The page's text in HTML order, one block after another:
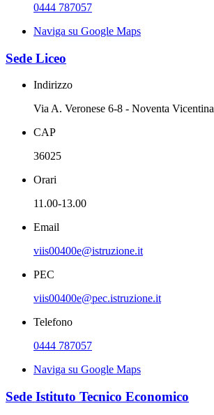
0444 787057
Naviga su Google Maps
Sede Liceo
Indirizzo
Via A. Veronese 6-8 - Noventa Vicentina
CAP
36025
Orari
11.00-13.00
Email
viis00400e@istruzione.it
PEC
viis00400e@pec.istruzione.it
Telefono
0444 787057
Naviga su Google Maps
Sede Istituto Tecnico Economico